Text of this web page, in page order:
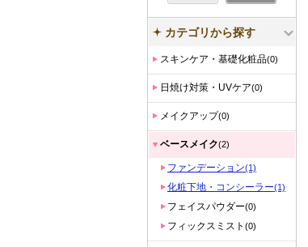
カテゴリから探す
スキンケア・基礎化粧品(0)
日焼け対策・UVケア(0)
メイクアップ(0)
ベースメイク(2)
ファンデーション(1)
化粧下地・コンシーラー(1)
フェイスパウダー(0)
フィックスミスト (0)